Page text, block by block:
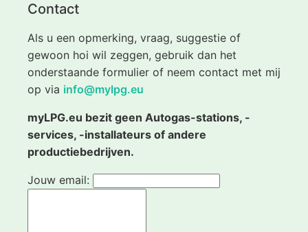
Contact
Als u een opmerking, vraag, suggestie of
gewoon hoi wil zeggen, gebruik dan het
onderstaande formulier of neem contact met mij
op via info@mylpg.eu
myLPG.eu bezit geen Autogas-stations, -
services, -installateurs of andere
productiebedrijven.
Jouw email: